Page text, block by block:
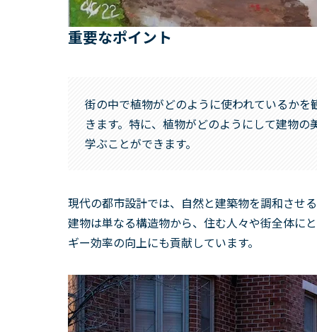
重要なポイント
街の中で植物がどのように使われているか
きます。特に、植物がどのようにして建物
学ぶことができます。
現代の都市設計では、自然と建築物を調和させ
建物は単なる構造物から、住む人々や街全体に
ギー効率の向上にも貢献しています。